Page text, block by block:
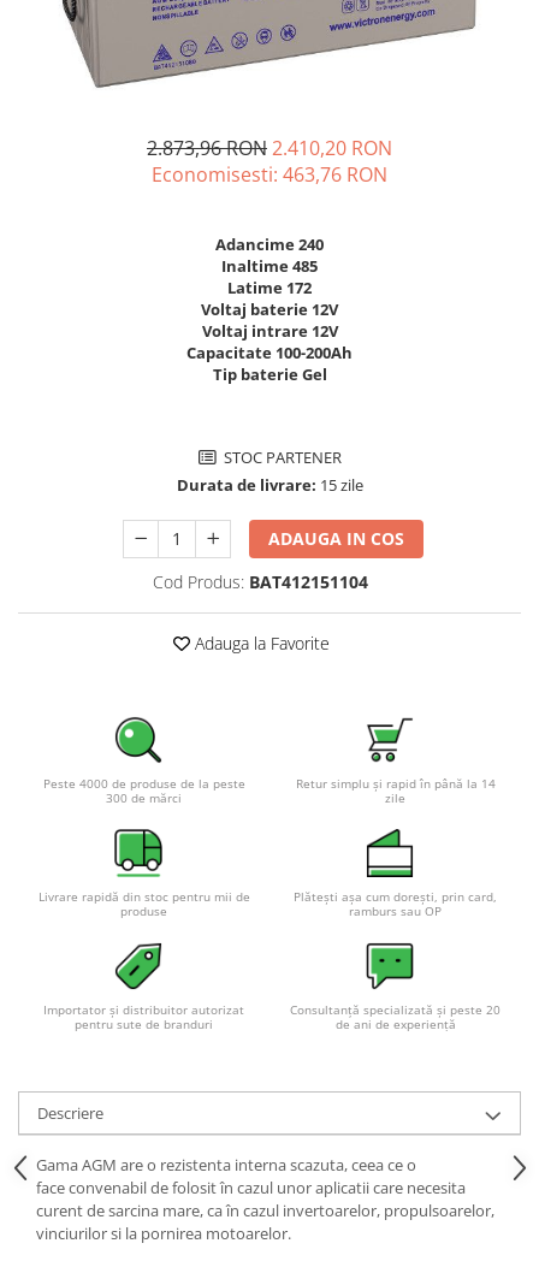
Incarcatoare acumulatori
Panouri fotovoltaice si accesorii
Panouri fotovoltaice
Convertoare de tensiune
Sisteme de stocare energie
Pachete complete stocare energie
Sisteme fotovoltaice complete
Sisteme fotovoltaice profesionale
Pachete sisteme fotovoltaice
Statii de incarcare vehicule
Statii de incarcare
Cabluri de incarcare vehicule
Prize de incarcare vehicule
Accesorii
Acumulatori VRLA AGM/GEL /
Tractiune / LiFePo4
Baterii si acumulatori gel si VRLA
6-12 V
Baterii si acumulatori AGM VRLA
de 6-12 V
2.873,96 RON2.410,20 RON
Economisesti: 463,76 RON
Adancime 240
Inaltime 485
Latime 172
Voltaj baterie 12V
Voltaj intrare 12V
Capacitate 100-200Ah
Tip baterie Gel
STOC PARTENER
Durata de livrare: 15 zile
ADAUGA IN COS
Cod Produs: BAT412151104
Adauga la Favorite
Peste 4000 de produse de la peste
300 de mărci
Retur simplu și rapid în până la 14
zile
Livrare rapidă din stoc pentru mii de
produse
Plătești așa cum dorești, prin card,
ramburs sau OP
Importator și distribuitor autorizat
pentru sute de branduri
Consultanță specializată și peste 20
de ani de experiență
Descriere
Gama AGM are o rezistenta interna scazuta, ceea ce o
face convenabil de folosit în cazul unor aplicatii care necesita
curent de sarcina mare, ca în cazul invertoarelor, propulsoarelor,
vinciurilor si la pornirea motoarelor.